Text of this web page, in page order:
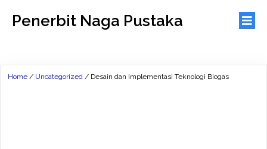
Penerbit Naga Pustaka
Home / Uncategorized / Desain dan Implementasi Teknologi Biogas